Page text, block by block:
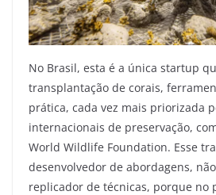
No Brasil, esta é a única startup
transplantação de corais,
prática, cada vez mais priorizada
internacionais de preservação,
World Wildlife Foundation. Esse
desenvolvedor de abordagens,
replicador de técnicas, porque no